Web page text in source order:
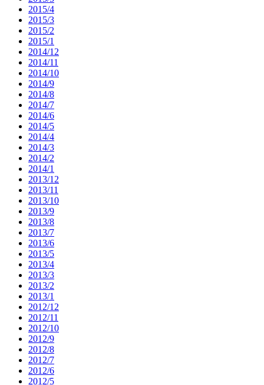
2015/4
2015/3
2015/2
2015/1
2014/12
2014/11
2014/10
2014/9
2014/8
2014/7
2014/6
2014/5
2014/4
2014/3
2014/2
2014/1
2013/12
2013/11
2013/10
2013/9
2013/8
2013/7
2013/6
2013/5
2013/4
2013/3
2013/2
2013/1
2012/12
2012/11
2012/10
2012/9
2012/8
2012/7
2012/6
2012/5